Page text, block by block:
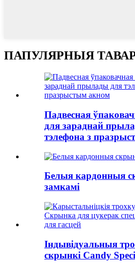
ПАПУЛЯРНЫЯ
Падвесная
для зараднай
тэлефона з
Белыя кардонныя
замкамі
Індывідуальныя
скрынкі Candy